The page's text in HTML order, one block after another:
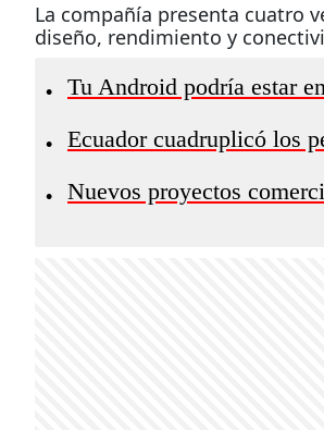
La compañía presenta cuatro
diseño, rendimiento y
• Tu Android podría estar
• Ecuador cuadruplicó los
• Nuevos proyectos